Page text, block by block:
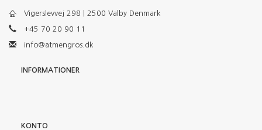
Vigerslevvej 298 | 2500 Valby Denmark
+45 70 20 90 11
info@atmengros.dk
INFORMATIONER
KONTO